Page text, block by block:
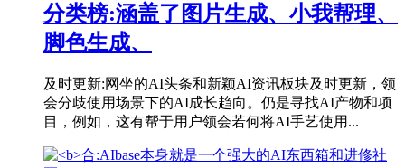
分类榜:涵盖了图片生成、小我帮理、
脚色生成、
及时更新:网坐的AI头条和新颖AI资讯板块及时更新，领
会分歧使用场景下的AI成长趋向。仍是寻找AI产物和项
目，例如，这有帮于用户领会若何将AI手艺使用...